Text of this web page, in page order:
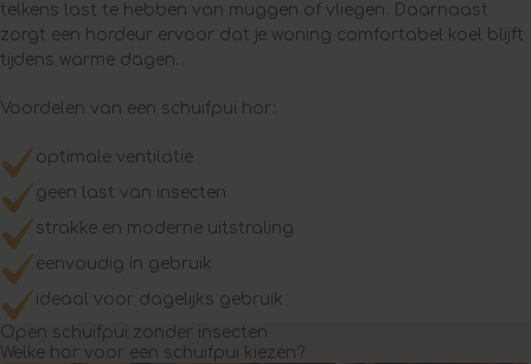
telkens last te hebben van muggen of vliegen. Daarnaast
zorgt een hordeur ervoor dat je woning comfortabel koel blijft
tijdens warme dagen.
Voordelen van een schuifpui hor:
optimale ventilatie
geen last van insecten
strakke en moderne uitstraling
eenvoudig in gebruik
ideaal voor dagelijks gebruik
Open schuifpui zonder insecten
Welke hor voor een schuifpui kiezen?